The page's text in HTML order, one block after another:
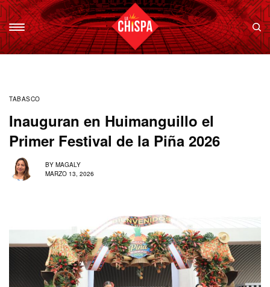
TABASCO
Inauguran en Huimanguillo el
Primer Festival de la Piña 2026
BY MAGALY
MARZO 13, 2026